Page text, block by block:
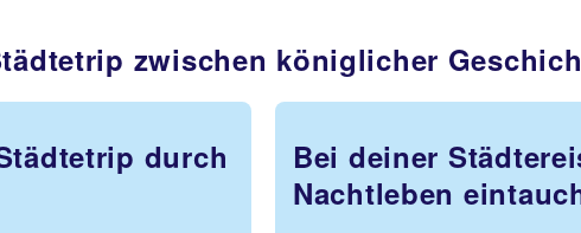
zwischen königlicher
durch
Bei deiner
Nachtleben